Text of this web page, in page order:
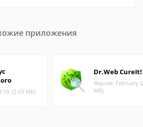
приложения
(2.63 МБ)
Dr.Web CureIt!
Версия: February
МБ)